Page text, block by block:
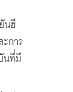
นฮี
ะการ
นที่มี